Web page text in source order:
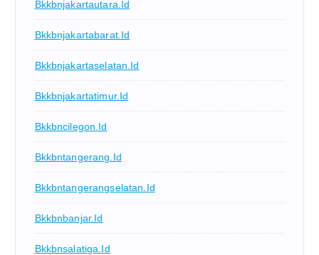
Bkkbnjakartautara.id
Bkkbnjakartabarat.id
Bkkbnjakartaselatan.id
Bkkbnjakartatimur.id
Bkkbncilegon.id
Bkkbntangerang.id
Bkkbntangerangselatan.id
Bkkbnbanjar.id
Bkkbnsalatiga.id